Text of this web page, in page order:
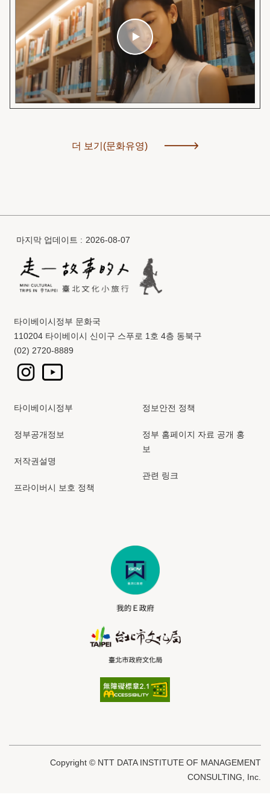
더 보기(문화유영)
마지막 업데이트 2026-08-07
타이베이시정부 문화국
110204 타이베이시 신이구 스푸로 1호 4층 동북구
(02) 2720-8889
타이베이시정부
정부공개정보
저작권설명
프라이버시 보호 정책
정보안전 정책
정부 홈페이지 자료 공개 홍
보
관련 링크
Copyright © NTT DATA INSTITUTE OF MANAGEMENT
CONSULTING, Inc.